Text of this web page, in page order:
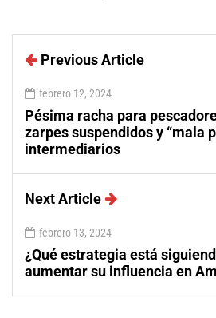
Previous Article
febrero 12, 2024
Pésima racha para
zarpes suspendidos y “mala
intermediarios
Next Article
febrero 13, 2024
¿Qué estrategia está
aumentar su influencia en